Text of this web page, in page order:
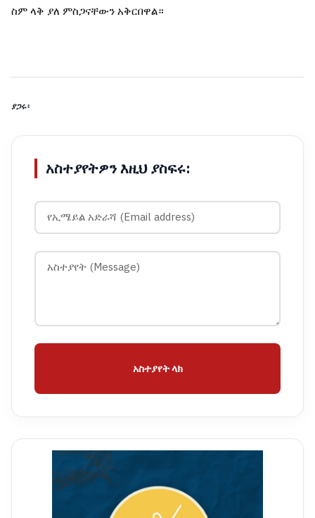
ስም ላቅ ያለ ምስጋናቸውን አቅርበዋል።
ያጋሩ፡
አስተያየትዎን እዚህ ያስፍሩ:
አስተያየት ላክ